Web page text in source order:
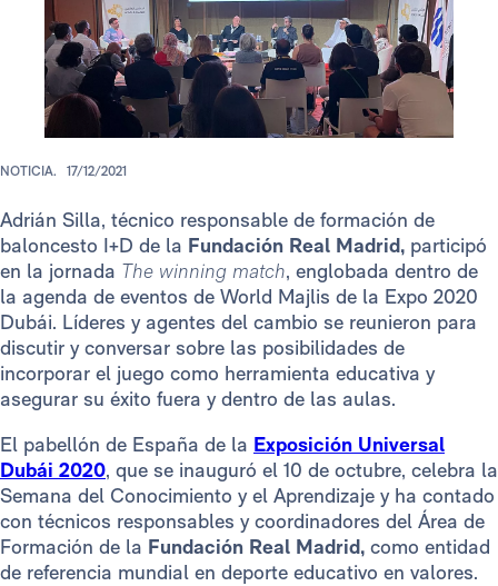
NOTICIA. 17/12/2021
Adrián Silla, técnico responsable de formación de
baloncesto I+D de la Fundación Real Madrid, participó
en la jornada The winning match, englobada dentro de
la agenda de eventos de World Majlis de la Expo 2020
Dubái. Líderes y agentes del cambio se reunieron para
discutir y conversar sobre las posibilidades de
incorporar el juego como herramienta educativa y
asegurar su éxito fuera y dentro de las aulas.
El pabellón de España de la Exposición Universal
Dubái 2020, que se inauguró el 10 de octubre, celebra la
Semana del Conocimiento y el Aprendizaje y ha contado
con técnicos responsables y coordinadores del Área de
Formación de la Fundación Real Madrid, como entidad
de referencia mundial en deporte educativo en valores.